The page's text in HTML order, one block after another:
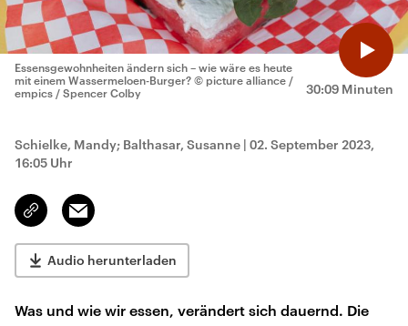
30:09 Minuten
Essensgewohnheiten ändern sich – wie wäre es heute
mit einem Wassermeloen-Burger? © picture alliance /
empics / Spencer Colby
Schielke, Mandy; Balthasar, Susanne | 02. September 2023,
16:05 Uhr
Link
kopieren/teilen
Email
Audio herunterladen
Was und wie wir essen, verändert sich dauernd. Die